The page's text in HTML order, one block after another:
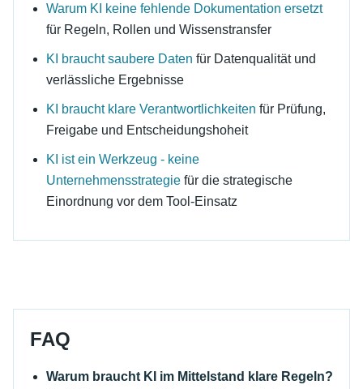
Warum KI keine fehlende Dokumentation ersetzt
für Regeln, Rollen und Wissenstransfer
KI braucht saubere Daten für Datenqualität und
verlässliche Ergebnisse
KI braucht klare Verantwortlichkeiten für Prüfung,
Freigabe und Entscheidungshoheit
KI ist ein Werkzeug - keine
Unternehmensstrategie für die strategische
Einordnung vor dem Tool-Einsatz
FAQ
Warum braucht KI im Mittelstand klare Regeln?